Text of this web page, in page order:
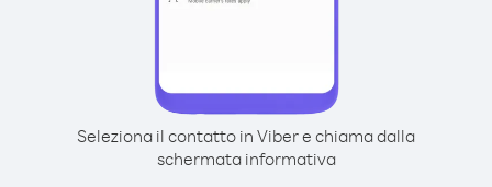
Seleziona il contatto in Viber e chiama dalla
schermata informativa